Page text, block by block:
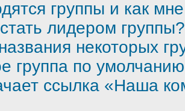
группы и как
лидером группы?
некоторых
группа по
ссылка «Наша